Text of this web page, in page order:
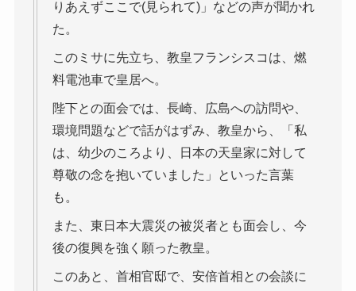
りあえずここで(見られて)」などの声が聞かれ
た。
このミサに先立ち、教皇フランシスコは、燃
料電池車で皇居へ。
陛下との面会では、長崎、広島への訪問や、
環境問題などで話がはずみ、教皇から、「私
は、幼少のころより、日本の天皇家に対して
尊敬の念を抱いていました」といった言葉
も。
また、東日本大震災の被災者とも面会し、今
後の復興を強く願った教皇。
このあと、首相官邸で、安倍首相との会談に